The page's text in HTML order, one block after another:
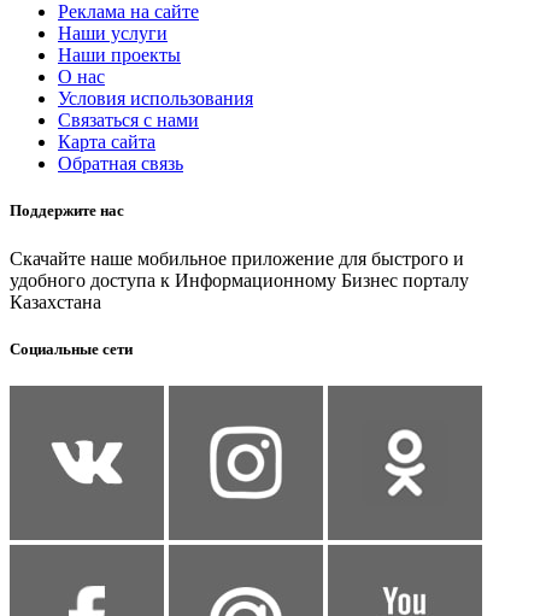
Реклама на сайте
Наши услуги
Наши проекты
О нас
Условия использования
Связаться с нами
Карта сайта
Обратная связь
Поддержите нас
Скачайте наше мобильное приложение для быстрого и
удобного доступа к Информационному Бизнес порталу
Казахстана
Социальные сети